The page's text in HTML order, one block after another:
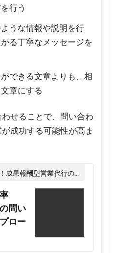
行う
うな情報や説明を行
る丁寧なメッセージを
できる文章よりも、相
章にする
せることで、問い合わ
成功する可能性が高ま
問い
ロー